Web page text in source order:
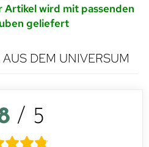
Artikel wird mit passenden
geliefert
DEM UNIVERSUM
/ 5